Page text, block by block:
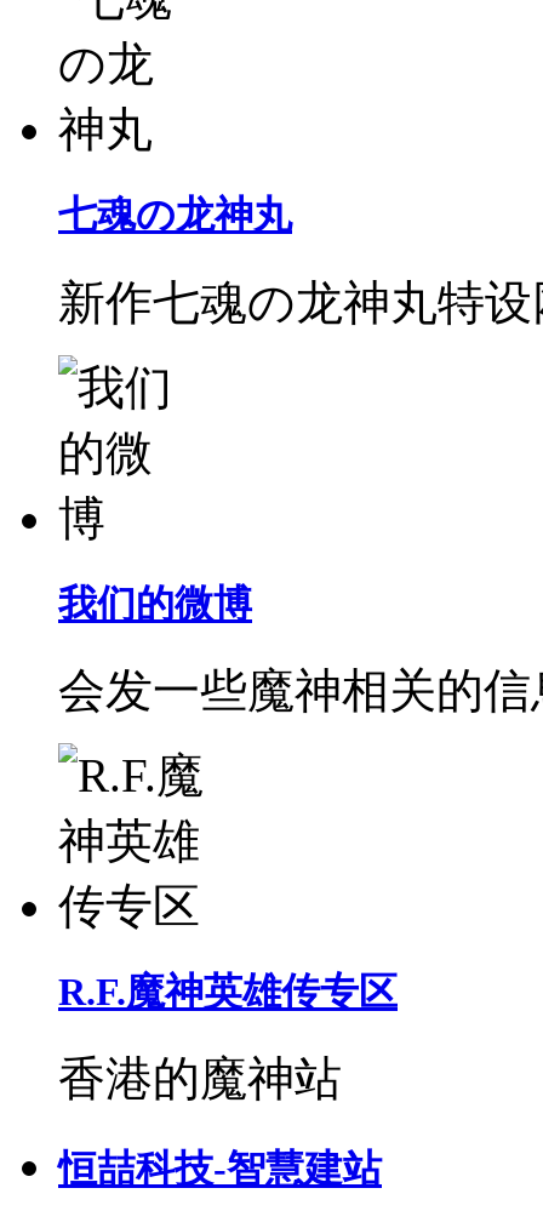
七魂の龙神丸
新作七魂の龙神丸特
我们的微博
会发一些魔神相关的信
R.F.魔神英雄传专区
香港的魔神站
恒喆科技-智慧建站